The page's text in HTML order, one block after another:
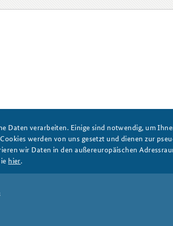
Daten verarbeiten. Einige sind notwendig, um
werden von uns gesetzt und dienen zur
wir Daten in den außereuropäischen
hier.